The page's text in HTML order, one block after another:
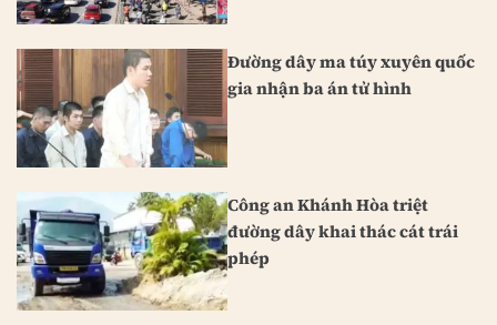
Đường dây ma túy xuyên quốc
gia nhận ba án tử hình
Công an Khánh Hòa triệt
đường dây khai thác cát trái
phép